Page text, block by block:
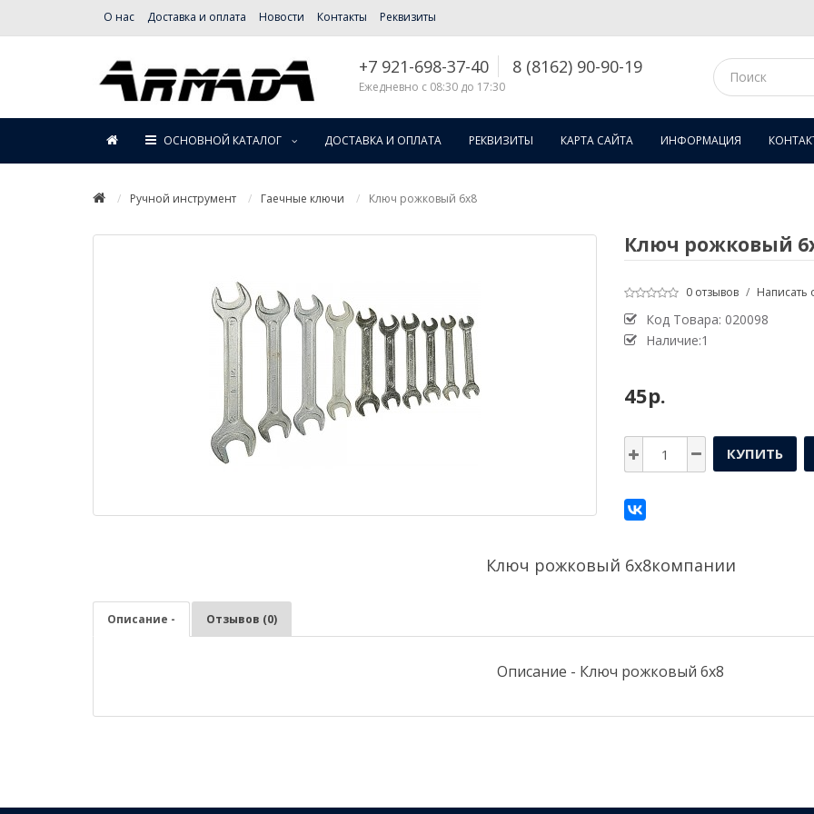
О нас Доставка и оплата Новости Контакты Реквизиты
+7 921-698-37-40 8 (8162) 90-90-19
Ежедневно с 08:30 до 17:30
ОСНОВНОЙ КАТАЛОГ ДОСТАВКА И ОПЛАТА РЕКВИЗИТЫ КАРТА САЙТА ИНФОРМАЦИЯ
Ручной инструмент Гаечные ключи Ключ рожковый 6x8
Ключ рожковый
0 отзывов / Написать
Код Товара: 020098
Наличие:1
45р.
КУПИТЬ
Ключ рожковый 6x8компании
Описание - Отзывов (0)
Описание - Ключ рожковый 6x8